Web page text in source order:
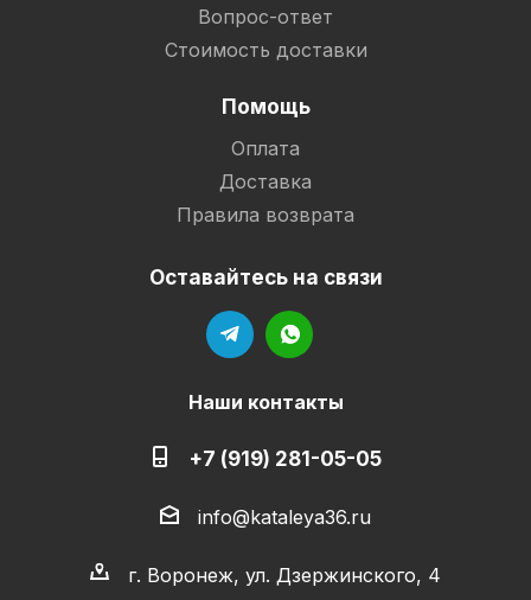
Вопрос-ответ
Стоимость доставки
Помощь
Оплата
Доставка
Правила возврата
Оставайтесь на связи
Наши контакты
+7 (919) 281-05-05
info@kataleya36.ru
г. Воронеж, ул. Дзержинского, 4